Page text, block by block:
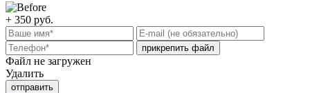
+ 350 руб.
прикрепить файл
Файл не загружен
Удалить
отправить